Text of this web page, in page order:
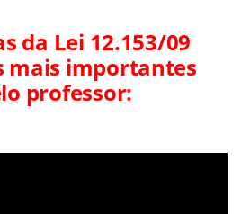
da Lei 12.153/09
mais importantes
professor: